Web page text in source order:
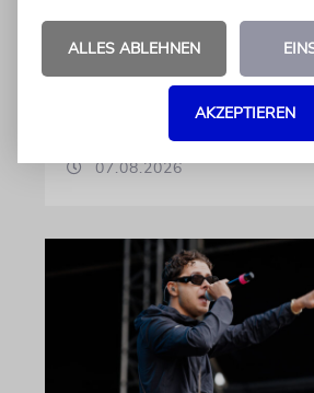
Kamera, sondern engagiert
ehrenamtlich. Der Deutsche
diese Leistung mit einem
07.08.2026
ALLES ABLEHNEN
AKZEPTIEREN